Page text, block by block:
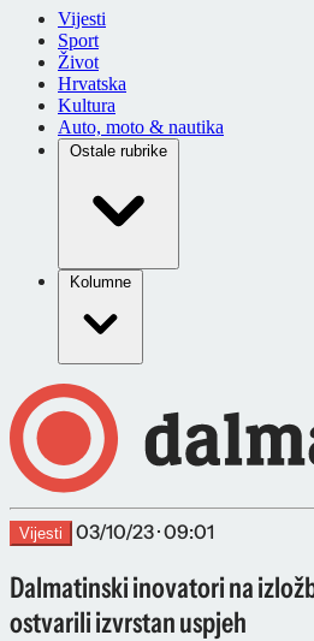
Vijesti
Sport
Život
Hrvatska
Kultura
Auto, moto & nautika
Ostale rubrike
Kolumne
Vijesti 03/10/23 · 09:01
Dalmatinski inovatori na
ostvarili izvrstan uspjeh